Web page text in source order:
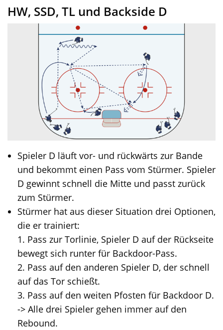
HW, SSD, TL und Backside D
Spieler D läuft vor- und rückwärts zur Bande
und bekommt einen Pass vom Stürmer. Spieler
D gewinnt schnell die Mitte und passt zurück
zum Stürmer.
Stürmer hat aus dieser Situation drei Optionen,
die er trainiert:
1. Pass zur Torlinie, Spieler D auf der Rückseite
bewegt sich runter für Backdoor-Pass.
2. Pass auf den anderen Spieler D, der schnell
auf das Tor schießt.
3. Pass auf den weiten Pfosten für Backdoor D.
-> Alle drei Spieler gehen immer auf den
Rebound.